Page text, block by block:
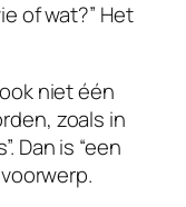
of wat?” Het
niet één
zoals in
Dan is “een